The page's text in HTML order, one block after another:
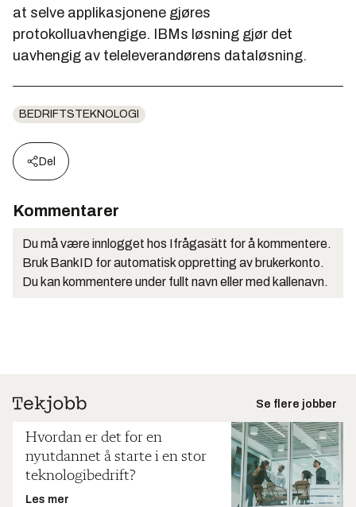
at selve applikasjonene gjøres
protokolluavhengige. IBMs løsning gjør det
uavhengig av teleleverandørens dataløsning.
BEDRIFTSTEKNOLOGI
Del
Kommentarer
Du må være innlogget hos Ifrågasätt for å kommentere.
Bruk BankID for automatisk oppretting av brukerkonto.
Du kan kommentere under fullt navn eller med kallenavn.
Se flere jobber
Hvordan er det for en
nyutdannet å starte i en stor
teknologibedrift?
Les mer